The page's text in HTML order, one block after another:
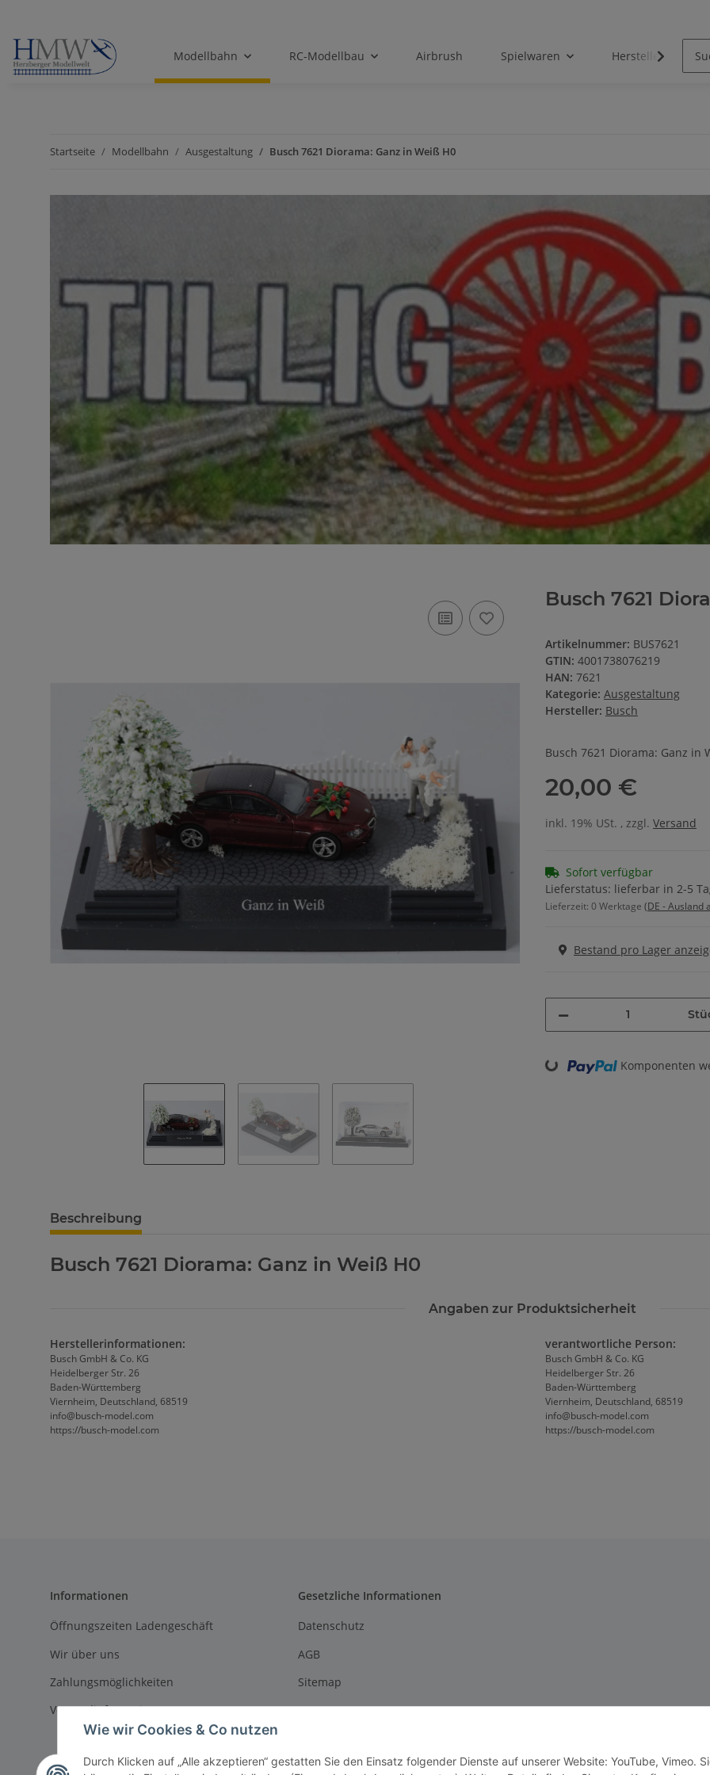
Modellbahn RC-Modellbau Airbrush Spielwaren Hersteller
Startseite Modellbahn Ausgestaltung Busch 7621 Diorama: Ganz in Weiß H0
Busch 7621
Artikelnummer: BUS7621
GTIN: 4001738076219
HAN: 7621
Kategorie: Ausgestaltung
Hersteller: Busch
Busch 7621 Diorama: Ganz in
20,00 €
inkl. 19% USt. , zzgl. Versand
Sofort verfügbar
Lieferstatus: lieferbar in 2-5
Lieferzeit: 0 Werktage (DE - Ausland
Bestand pro Lager
Loading... Komponenten
Beschreibung
Busch 7621 Diorama: Ganz in Weiß H0
Angaben zur Produktsicherheit
Herstellerinformationen:
Busch GmbH & Co. KG
Heidelberger Str. 26
Baden-Württemberg
Viernheim, Deutschland, 68519
info@busch-model.com
https://busch-model.com
verantwortliche Person:
Busch GmbH & Co. KG
Heidelberger Str. 26
Baden-Württemberg
Viernheim, Deutschland, 68519
info@busch-model.com
https://busch-model.com
Informationen
Öffnungszeiten Ladengeschäft
Wir über uns
Zahlungsmöglichkeiten
Versandinformationen
Gesetzliche Informationen
Datenschutz
AGB
Sitemap
Impressum
Widerrufsrecht
Wie wir Cookies & Co nutzen
Durch Klicken auf „Alle akzeptieren“ gestatten Sie den Einsatz folgender Dienste auf unserer Website: YouTube, Vimeo.